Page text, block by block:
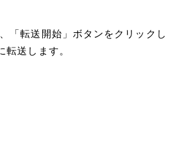
「転送開始」ボタンをクリックし
転送します。